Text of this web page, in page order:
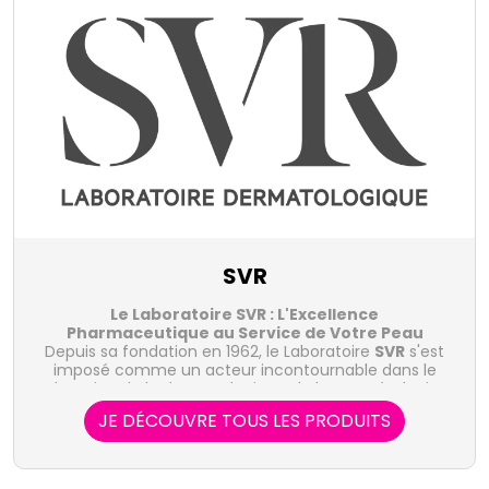
SVR
Le Laboratoire SVR : L'Excellence
Pharmaceutique au Service de Votre Peau
Depuis sa fondation en 1962, le Laboratoire SVR s'est
imposé comme un acteur incontournable dans le
domaine de la dermatologie et de la cosmétologie.
Avec une expertise pharmaceutique inégalée et une
recherche constante d'innovation,SVRs'est forgé
une réputation d'excellence en proposant des
Découvrez la gamme SVR dès maintenant en
cliquant ici !
JE DÉCOUVRE TOUS LES PRODUITS